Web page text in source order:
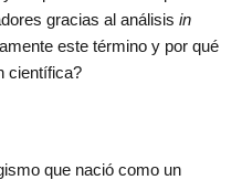
gracias al análisis in
este término y por qué
científica?
que nació como un